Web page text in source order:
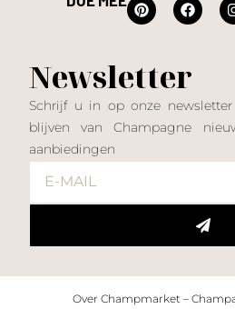
Newsletter
Schrijf u in op onze
blijven van Champagne
aanbiedingen
Over Champmarket –